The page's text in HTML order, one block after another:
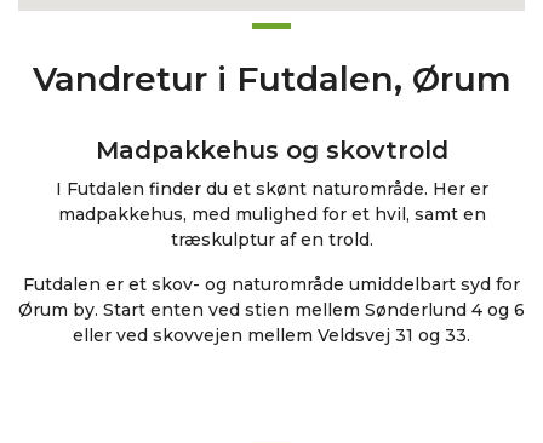
Vandretur i Futdalen, Ørum
Madpakkehus og skovtrold
I Futdalen finder du et skønt naturområde. Her er
madpakkehus, med mulighed for et hvil, samt en
træskulptur af en trold.
Futdalen er et skov- og naturområde umiddelbart syd for
Ørum by. Start enten ved stien mellem Sønderlund 4 og 6
eller ved skovvejen mellem Veldsvej 31 og 33.